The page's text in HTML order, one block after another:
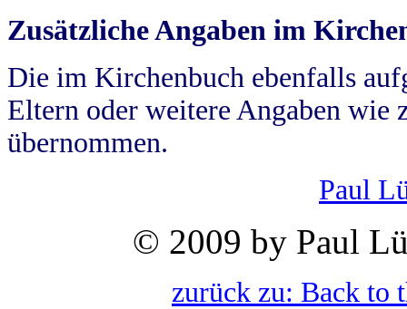
Zusätzliche Angaben im
Die im Kirchenbuch ebenfalls
Eltern oder weitere Angaben wie
übernommen.
Paul
© 2009 by Paul
zurück zu: Back to